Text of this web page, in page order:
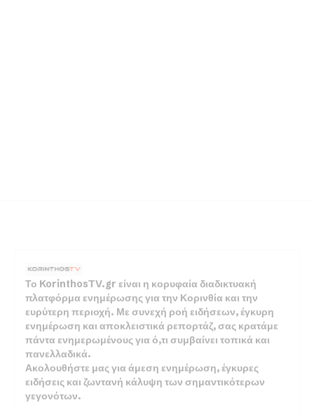
Το KorinthosTV.gr είναι η κορυφαία διαδικτυακή
πλατφόρμα ενημέρωσης για την Κορινθία και την
ευρύτερη περιοχή. Με συνεχή ροή ειδήσεων, έγκυρη
ενημέρωση και αποκλειστικά ρεπορτάζ, σας κρατάμε
πάντα ενημερωμένους για ό,τι συμβαίνει τοπικά και
πανελλαδικά.
Ακολουθήστε μας για άμεση ενημέρωση, έγκυρες
ειδήσεις και ζωντανή κάλυψη των σημαντικότερων
γεγονότων.